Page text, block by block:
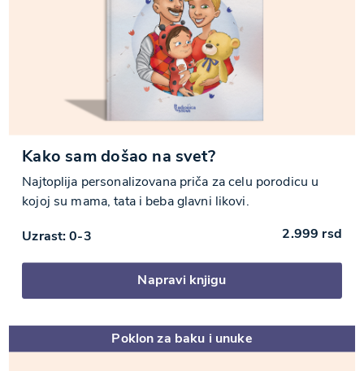
Kako sam došao na svet?
Najtoplija personalizovana priča za celu porodicu u
kojoj su mama, tata i beba glavni likovi.
Uzrast: 0-3
2.999 rsd
Napravi knjigu
Poklon za baku i unuke